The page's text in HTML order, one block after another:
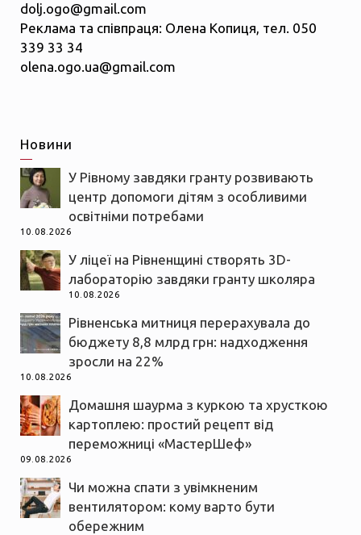
dolj.ogo@gmail.com
Реклама та співпраця: Олена Копиця, тел. 050
339 33 34
olena.ogo.ua@gmail.com
Новини
У Рівному завдяки гранту розвивають
центр допомоги дітям з особливими
освітніми потребами
10.08.2026
У ліцеї на Рівненщині створять 3D-
лабораторію завдяки гранту школяра
10.08.2026
Рівненська митниця перерахувала до
бюджету 8,8 млрд грн: надходження
зросли на 22%
10.08.2026
Домашня шаурма з куркою та хрусткою
картоплею: простий рецепт від
переможниці «МастерШеф»
09.08.2026
Чи можна спати з увімкненим
вентилятором: кому варто бути
обережним